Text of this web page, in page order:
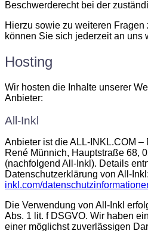
Beschwerderecht bei der
Hierzu sowie zu weiteren
können Sie sich jederzeit an uns
Hosting
Wir hosten die Inhalte unserer
Anbieter:
All-Inkl
Anbieter ist die ALL-INKL.COM
René Münnich, Hauptstraße 68,
(nachfolgend All-Inkl). Details
Datenschutzerklärung von All-Inkl:
inkl.com/
Die Verwendung von All-Inkl
Abs. 1 lit. f DSGVO. Wir haben
einer möglichst zuverlässigen